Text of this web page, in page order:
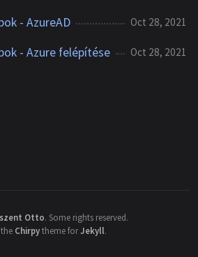
- AzureAD Oct 28, 2021
- Azure felépítése Oct 28, 2021
Otto. Some rights reserved.
Chirpytheme forJekyll.